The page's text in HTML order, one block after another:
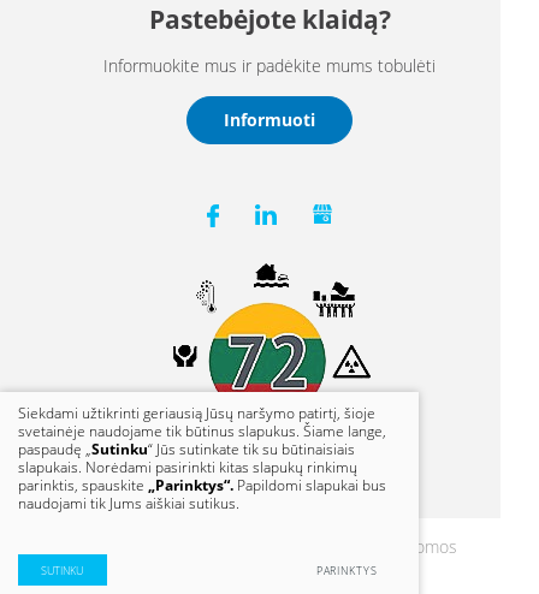
Pastebėjote klaidą?
Informuokite mus ir padėkite mums tobulėti
Informuoti
© 2021 Klaipėdos vanduo. Visos teisės saugomos
Duomenų apsauga
Siekdami užtikrinti geriausią Jūsų naršymo patirtį, šioje
svetainėje naudojame tik būtinus slapukus. Šiame lange,
paspaudę „Sutinku“ Jūs sutinkate tik su būtinaisiais
slapukais. Norėdami pasirinkti kitas slapukų rinkimų
parinktis, spauskite „Parinktys“. Papildomi slapukai bus
naudojami tik Jums aiškiai sutikus.
SUTINKU PARINKTYS